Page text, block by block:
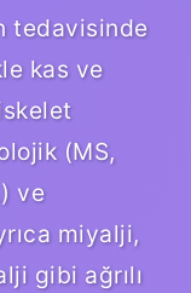
tedavisinde
kas ve
(MS,
ve
miyalji,
gibi ağrılı